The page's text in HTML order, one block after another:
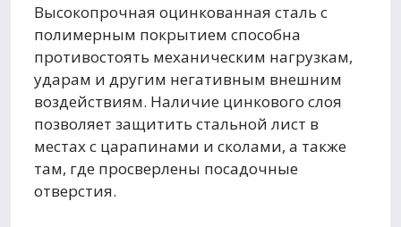
Высокопрочная оцинкованная сталь с
полимерным покрытием способна
противостоять механическим нагрузкам,
ударам и другим негативным внешним
воздействиям. Наличие цинкового слоя
позволяет защитить стальной лист в
местах с царапинами и сколами, а также
там, где просверлены посадочные
отверстия.